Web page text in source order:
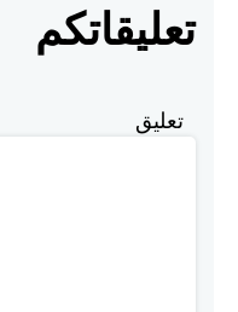
تعليقاتكم
تعليق